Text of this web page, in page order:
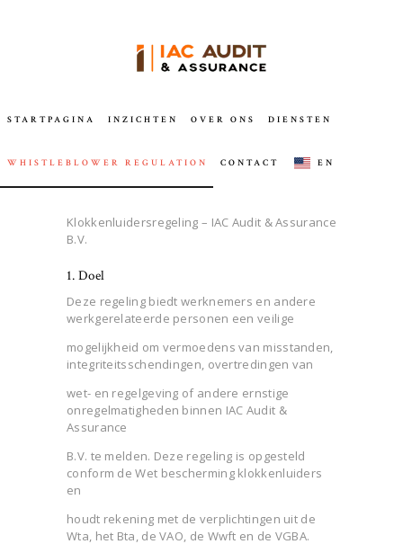
STARTPAGINA INZICHTEN OVER ONS DIENSTEN
WHISTLEBLOWER REGULATION CONTACT EN
AUDIT & ASSURANCE DIENSTEN
Wij zijn gespecialiseerd in het begeleiden van internationale bedrijven bij het navigeren door
INZICHTEN
DIENSTEN
CONTACT
EN
Klokkenluidersregeling – IAC Audit & Assurance
B.V.
1. Doel
Deze regeling biedt werknemers en andere
werkgerelateerde personen een veilige
mogelijkheid om vermoedens van misstanden,
integriteitsschendingen, overtredingen van
wet- en regelgeving of andere ernstige
onregelmatigheden binnen IAC Audit &
Assurance
B.V. te melden. Deze regeling is opgesteld
conform de Wet bescherming klokkenluiders
en
houdt rekening met de verplichtingen uit de
Wta, het Bta, de VAO, de Wwft en de VGBA.